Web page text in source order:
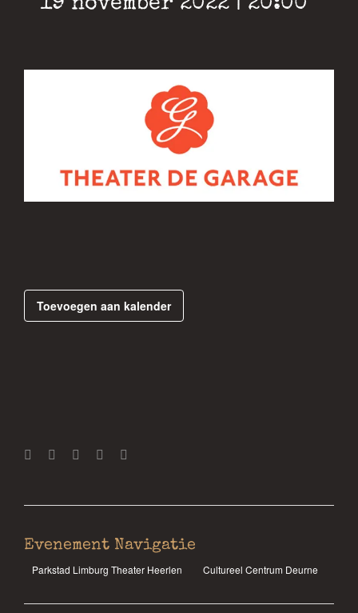
19 november 2022 | 20:00
Toevoegen aan kalender
Facebook
TwitterLinkedIn
Tumblr
Evenement Navigatie
Parkstad Limburg Theater Heerlen Cultureel Centrum Deurne